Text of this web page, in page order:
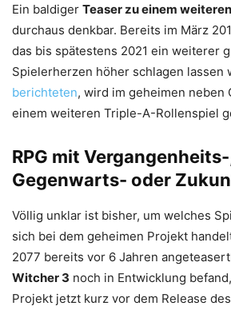
Ein baldiger Teaser zu einem
durchaus denkbar. Bereits im März
das bis spätestens 2021 ein weiterer
Spielerherzen höher schlagen lassen
berichteten, wird im geheimen neben
einem weiteren Triple-A-Rollenspiel
RPG mit
Gegenwarts- oder
Völlig unklar ist bisher, um welches
sich bei dem geheimen Projekt
2077 bereits vor 6 Jahren
Witcher 3 noch in Entwicklung
Projekt jetzt kurz vor dem Release